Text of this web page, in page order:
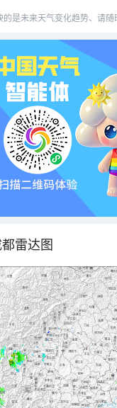
是未来天气变化趋势、请随
雷达图